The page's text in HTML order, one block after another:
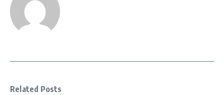
Related Posts